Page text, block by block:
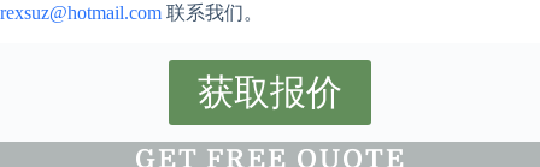
rexsuz@hotmail.com 联系我们。
获取报价
GET FREE QUOTE